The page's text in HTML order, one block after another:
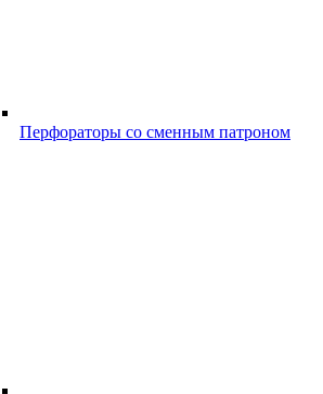
Перфораторы со сменным патроном